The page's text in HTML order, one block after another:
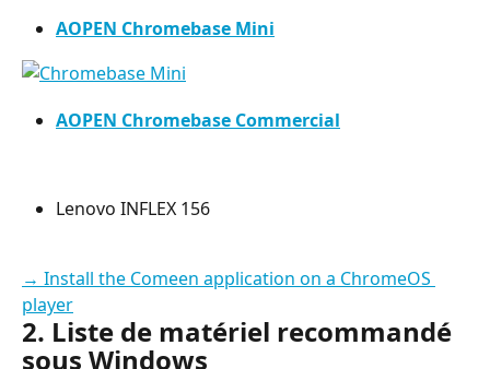
AOPEN Chromebase Mini
AOPEN Chromebase Commercial
Lenovo INFLEX 156
→ Install the Comeen application on a ChromeOS
player
2. Liste de matériel recommandé
sous Windows